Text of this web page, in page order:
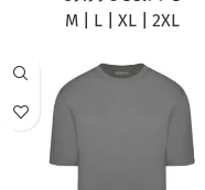
M| L| XL| 2XL
ΠΡΟΣΦΟΡΆ